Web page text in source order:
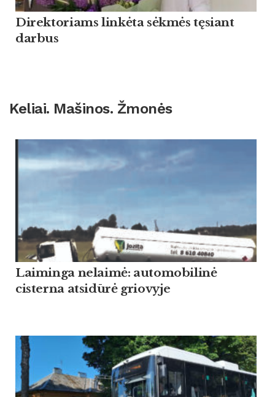
Direktoriams linkėta sėkmės tęsiant
darbus
Keliai. Mašinos. Žmonės
Laiminga nelaimė: automobilinė
cisterna atsidūrė griovyje